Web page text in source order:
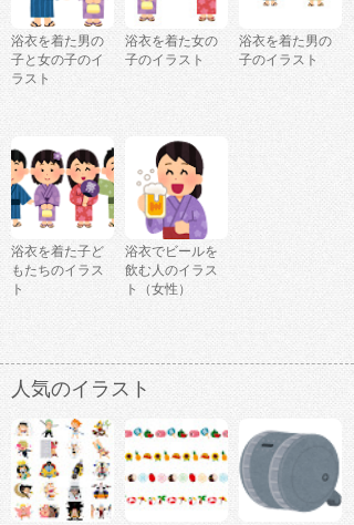
浴衣を着た男の
子と女の子のイ
ラスト
浴衣を着た女の
子のイラスト
浴衣を着た男の
子のイラスト
浴衣を着た子ど
もたちのイラス
ト
浴衣でビールを
飲む人のイラス
ト（女性）
人気のイラスト